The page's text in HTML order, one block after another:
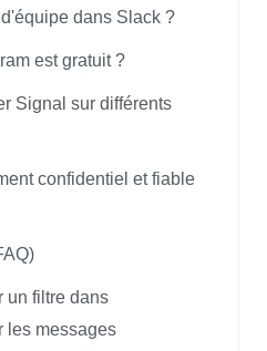
dans Slack ?
est gratuit ?
Signal sur différents
confidentiel et fiable
un filtre dans
les messages